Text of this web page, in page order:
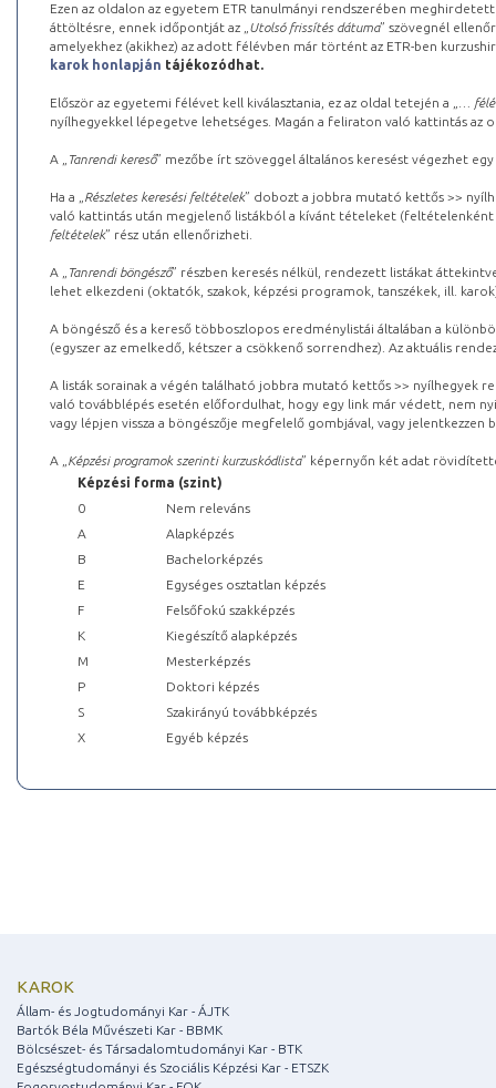
Ezen az oldalon az egyetem ETR tanulmányi rendszerében
áttöltésre, ennek időpontját az „ Utolsó frissítés dátuma” szövegnél
amelyekhez (akikhez) az adott félévben már történt az ETR-ben
karok honlapján tájékozódhat.
Először az egyetemi félévet kell kiválasztania, ez az oldal tetején a „
…
nyílhegyekkel lépegetve lehetséges. Magán a feliraton való kattintás az
A „ Tanrendi kereső” mezőbe írt szöveggel általános keresést végezhet
Ha a „ Részletes keresési feltételek” dobozt a jobbra mutató kettős >>
való kattintás után megjelenő listákból a kívánt tételeket (feltételenként
feltételek” rész után ellenőrizheti.
A „ Tanrendi böngésző” részben keresés nélkül, rendezett listákat
lehet elkezdeni (oktatók, szakok, képzési programok, tanszékek, ill.
A böngésző és a kereső többoszlopos eredménylistái általában a
(egyszer az emelkedő, kétszer a csökkenő sorrendhez). Az aktuális
A listák sorainak a végén található jobbra mutató kettős >> nyílhegyek
való továbblépés esetén előfordulhat, hogy egy link már védett, nem
vagy lépjen vissza a böngészője megfelelő gombjával, vagy
A „ Képzési programok szerinti kurzuskódlista” képernyőn két adat
Képzési forma (szint)
0
Nem releváns
A
Alapképzés
B
Bachelorképzés
E
Egységes osztatlan képzés
F
Felsőfokú szakképzés
K
Kiegészítő alapképzés
M
Mesterképzés
P
Doktori képzés
S
Szakirányú továbbképzés
X
Egyéb képzés
KAROK
Állam- és Jogtudományi Kar - ÁJTK
Bartók Béla Művészeti Kar - BBMK
Bölcsészet- és Társadalomtudományi Kar - BTK
Egészségtudományi és Szociális Képzési Kar - ETSZK